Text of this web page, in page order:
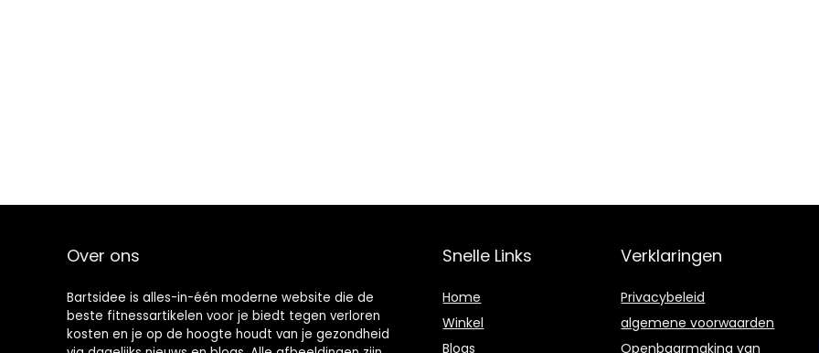
Over ons
Bartsidee is alles-in-één moderne website die de
beste fitnessartikelen voor je biedt tegen verloren
kosten en je op de hoogte houdt van je gezondheid
Snelle Links
Home
Winkel
Blogs
Verklaringen
Privacybeleid
algemene voorwaarden
Openbaarmaking van